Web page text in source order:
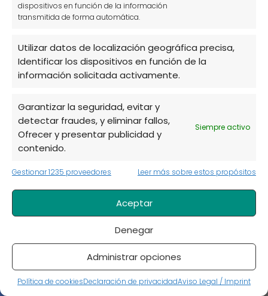
dispositivos en función de la información
transmitida de forma automática.
Utilizar datos de localización geográfica precisa,
Identificar los dispositivos en función de la
información solicitada activamente.
Garantizar la seguridad, evitar y
detectar fraudes, y eliminar fallos,
Ofrecer y presentar publicidad y
contenido.
Siempre activo
Gestionar 1235 proveedores Leer más sobre estos propósitos
Aceptar
Denegar
Administrar opciones
Política de cookiesDeclaración de privacidadAviso Legal / Imprint
Araguaney: características y
(nerium oleander)